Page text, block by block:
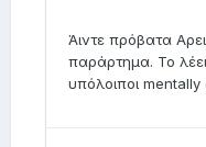
Άιντε πρόβατα
παράρτημα. Το
υπόλοιποι